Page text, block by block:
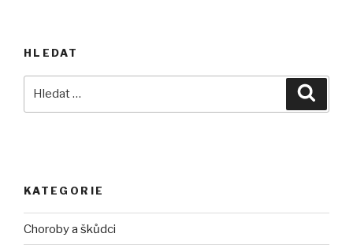
HLEDAT
KATEGORIE
Choroby a škůdci